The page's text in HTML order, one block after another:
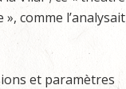
comme l’analysait
et paramètres